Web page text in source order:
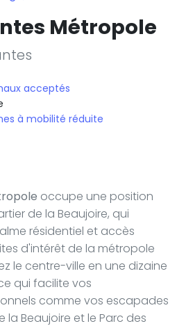
Métropole
acceptés
à mobilité réduite
occupe une position
de la Beaujoire, qui
résidentiel et accès
d'intérêt de la métropole
le centre-ville en une dizaine
qui facilite vos
comme vos escapades
la Beaujoire et le Parc des